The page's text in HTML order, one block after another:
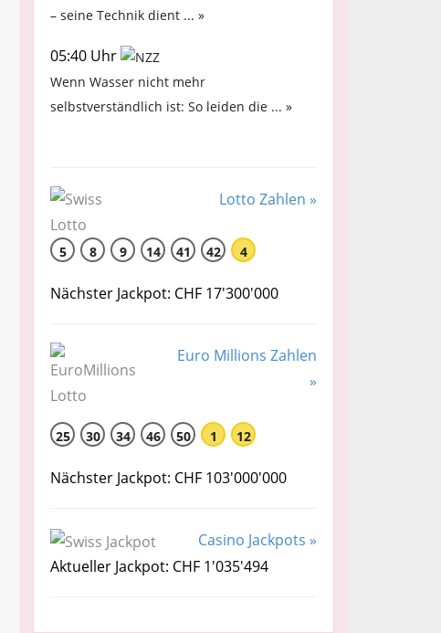
– seine Technik dient ... »
05:40 Uhr
Wenn Wasser nicht mehr
selbstverständlich ist: So leiden die ... »
Lotto Zahlen »
5 8 9 14 41 42 4
Nächster Jackpot: CHF 17'300'000
Euro Millions Zahlen
»
25 30 34 46 50 1 12
Nächster Jackpot: CHF 103'000'000
Casino Jackpots »
Aktueller Jackpot: CHF 1'035'494